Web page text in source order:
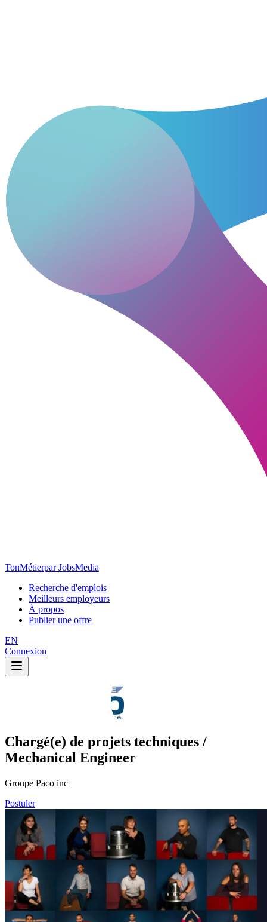
TonMétierpar JobsMedia
Recherche d'emplois
Meilleurs employeurs
À propos
Publier une offre
EN
Connexion
Chargé(e) de projets techniques /
Mechanical Engineer
Groupe Paco inc
Postuler